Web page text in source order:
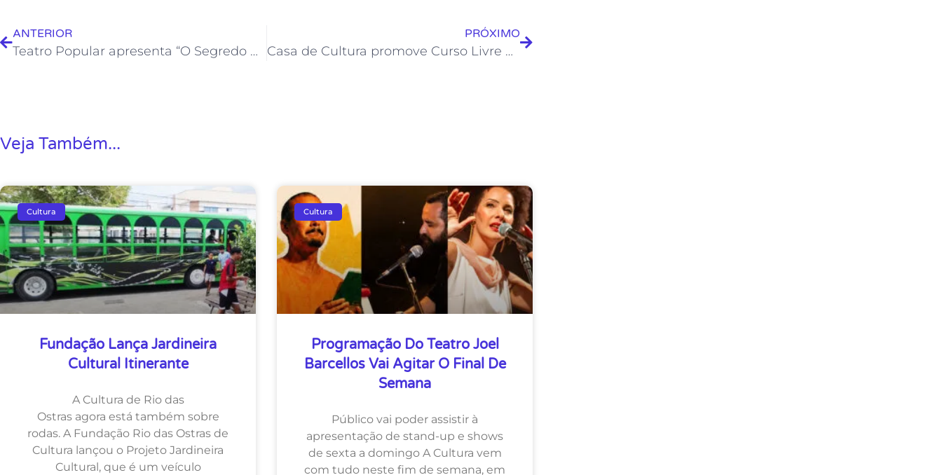
ANTERIOR
Teatro Popular apresenta “O Segredo das Fadas” no final de semana
PRÓXIMO
Casa de Cultura promove Curso Livre de Fotografia em Rio das Ostras
Veja Também...
Cultura
Fundação Lança Jardineira
Cultural Itinerante
A Cultura de Rio das
Ostras agora está também sobre
rodas. A Fundação Rio das Ostras de
Cultura lançou o Projeto Jardineira
Cultural, que é um veículo
Cultura
Programação Do Teatro Joel
Barcellos Vai Agitar O Final De
Semana
Público vai poder assistir à
apresentação de stand-up e shows
de sexta a domingo A Cultura vem
com tudo neste fim de semana, em